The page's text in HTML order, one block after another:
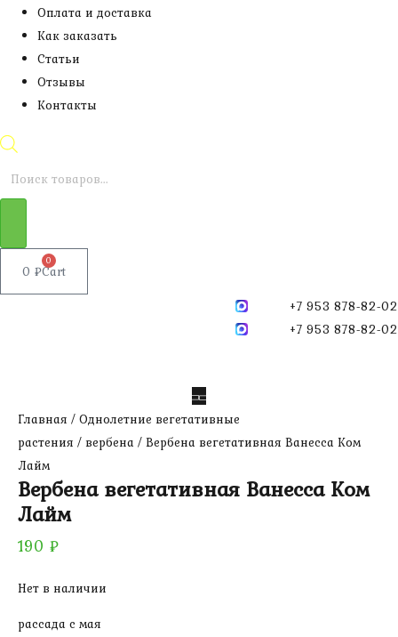
Оплата и доставка
Как заказать
Статьи
Отзывы
Контакты
Поиск
0 ₽
0
Cart
+7 953 878-82-02
+7 953 878-82-02
Главная / Однолетние вегетативные
растения / вербена / Вербена вегетативная Ванесса Ком
Лайм
Вербена вегетативная Ванесса Ком
Лайм
190 ₽
Нет в наличии
рассада с мая